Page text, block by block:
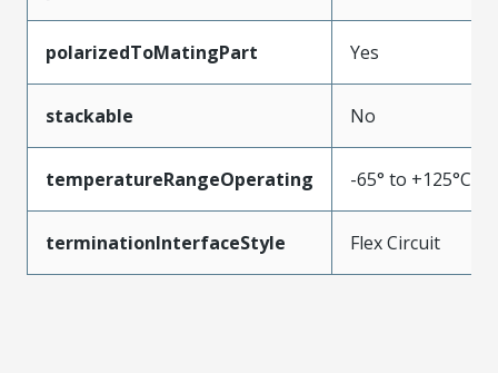
polarizedToMatingPart Yes
stackable No
temperatureRangeOperating -65° to +125°C
terminationInterfaceStyle Flex Circuit